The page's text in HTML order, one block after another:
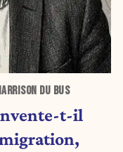
DU BUS
t-il